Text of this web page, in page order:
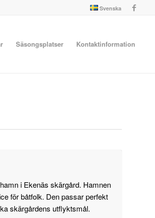
Svenska
Säsongsplatser Kontaktinformation
i Ekenäs skärgård. Hamnen
för båtfolk. Den passar perfekt
skärgårdens utflyktsmål.